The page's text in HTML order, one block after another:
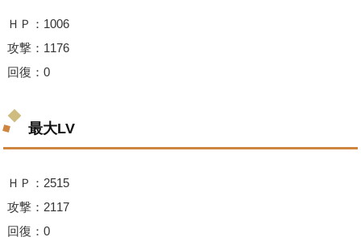
ＨＰ：1006
攻撃：1176
回復：0
最大LV
ＨＰ：2515
攻撃：2117
回復：0